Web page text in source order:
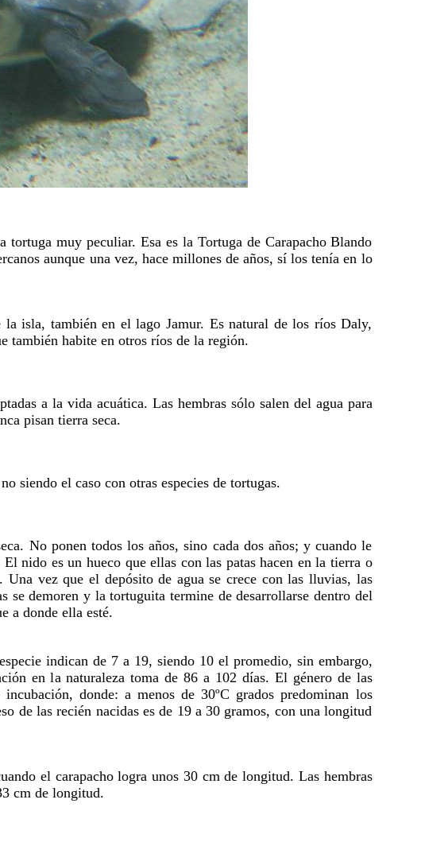
muy peculiar. Esa es la Tortuga de Carapacho Blando
aunque una vez, hace millones de años, sí los tenía en lo
isla, también en el lago Jamur. Es natural de los ríos Daly,
también habite en otros ríos de la región.
a la vida acuática. Las hembras sólo salen del agua para
pisan tierra seca.
siendo el caso con otras especies de tortugas.
No ponen todos los años, sino cada dos años; y cuando le
nido es un hueco que ellas con las patas hacen en la tierra o
vez que el depósito de agua se crece con las lluvias, las
se demoren y la tortuguita termine de desarrollarse dentro del
a donde ella esté.
indican de 7 a 19, siendo 10 el promedio, sin embargo,
en la naturaleza toma de 86 a 102 días. El género de las
donde: a menos de 30ºC grados predominan los
de las recién nacidas es de 19 a 30 gramos, con una longitud
el carapacho logra unos 30 cm de longitud. Las hembras
cm de longitud.